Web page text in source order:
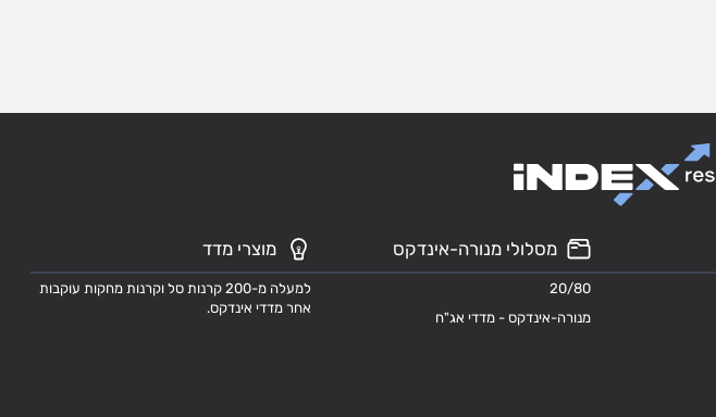
מסלולי מנורה-אינדקס
20/80
מנורה-אינדקס - מדדי אג"ח
מוצרי מדד
למעלה מ-200 קרנות סל וקרנות מחקות עוקבות
אחר מדדי אינדקס.